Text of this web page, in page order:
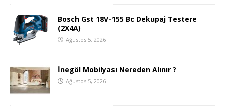
Bosch Gst 18V-155 Bc Dekupaj Testere
(2X4A)
Ağustos 5, 2026
İnegöl Mobilyası Nereden Alınır ?
Ağustos 5, 2026